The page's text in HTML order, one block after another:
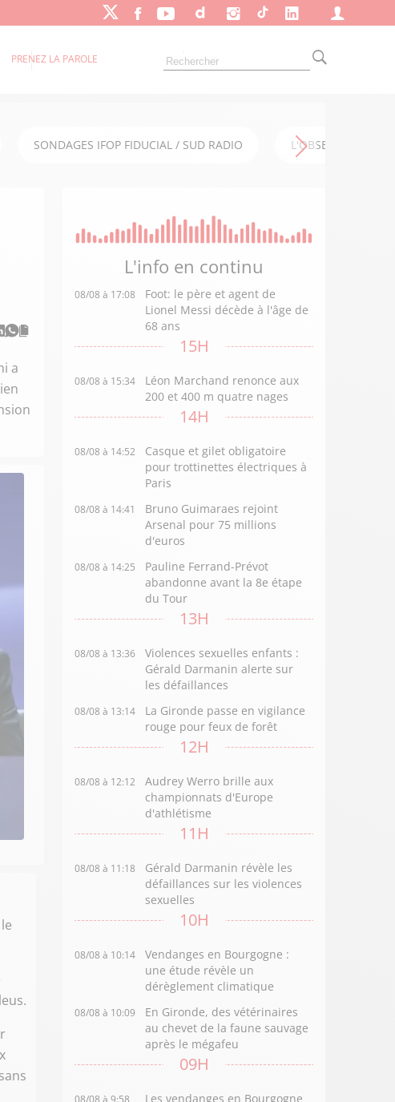
PRENEZ LA PAROLE
SONDAGES IFOP FIDUCIAL / SUD RADIO L'OBSERVATOIRE
a
L'info en continu
08/08 à 17:08
Foot: le père et agent de
Lionel Messi décède à l'âge de
68 ans
15H
08/08 à 15:34
Léon Marchand renonce aux
200 et 400 m quatre nages
14H
08/08 à 14:52
Casque et gilet obligatoire
pour trottinettes électriques à
Paris
08/08 à 14:41
Bruno Guimaraes rejoint
Arsenal pour 75 millions
d'euros
08/08 à 14:25
Pauline Ferrand-Prévot
abandonne avant la 8e étape
du Tour
13H
08/08 à 13:36
Violences sexuelles enfants :
Gérald Darmanin alerte sur
les défaillances
08/08 à 13:14
La Gironde passe en vigilance
rouge pour feux de forêt
12H
08/08 à 12:12
Audrey Werro brille aux
championnats d'Europe
d'athlétisme
11H
08/08 à 11:18
Gérald Darmanin révèle les
défaillances sur les violences
sexuelles
10H
08/08 à 10:14
Vendanges en Bourgogne :
une étude révèle un
dérèglement climatique
08/08 à 10:09
En Gironde, des vétérinaires
au chevet de la faune sauvage
après le mégafeu
09H
08/08 à 9:58
Les vendanges en Bourgogne